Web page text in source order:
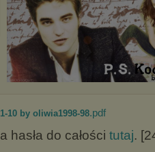
10 by oliwia1998-98.pdf
hasła do całości tutaj.